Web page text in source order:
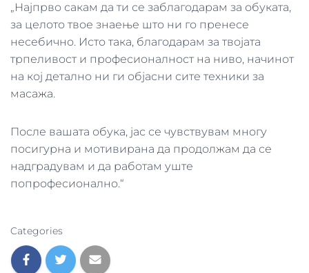
„Најпрво сакам да ти се заблагодарам за обуката,
за целото твое знаење што ни го пренесе
несебично. Исто така, благодарам за твојата
трпеливост и професионалност на ниво, начинот
на кој детално ни ги објасни сите техники за
масажа.
После вашата обука, јас се чувствувам многу
посигурна и мотивирана да продолжам да се
надградувам и да работам уште
попрофесионално.“
Categories